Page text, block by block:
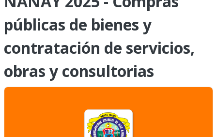
públicas de bienes y
contratación de servicios,
obras y consultorias